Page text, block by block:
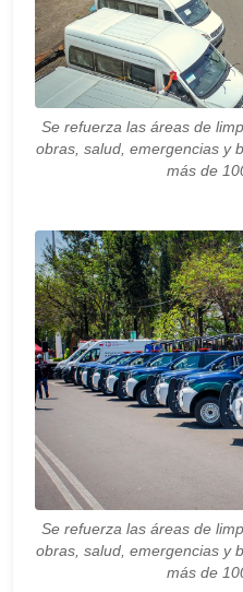
Se refuerza las áreas de
obras, salud, emergencias y
más de
Se refuerza las áreas de
obras, salud, emergencias y
más de